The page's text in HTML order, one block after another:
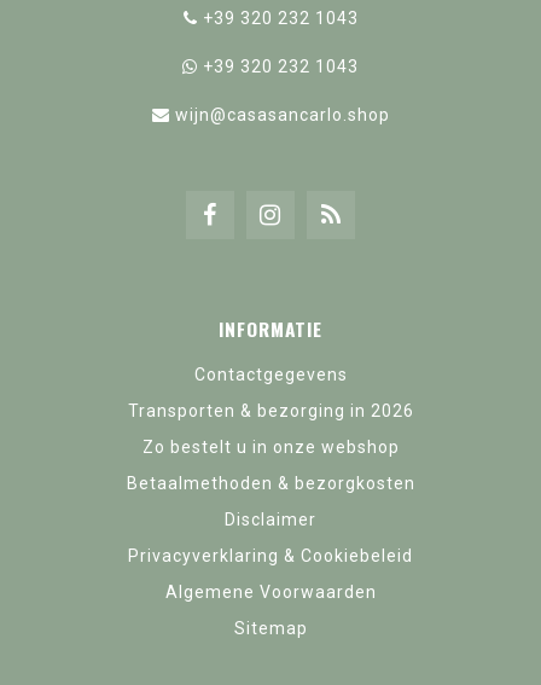
+39 320 232 1043
+39 320 232 1043
wijn@casasancarlo.shop
INFORMATIE
Contactgegevens
Transporten & bezorging in 2026
Zo bestelt u in onze webshop
Betaalmethoden & bezorgkosten
Disclaimer
Privacyverklaring & Cookiebeleid
Algemene Voorwaarden
Sitemap